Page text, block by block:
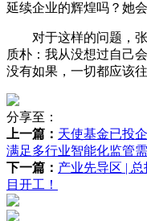
延续企业的辉煌吗？她
对于这样的问题，张
质朴：我从没想过自己
没有如果，一切都应该
分享至：
上一篇： 天使基金已投
满足多行业智能化监管
下一篇： 产业先导区 |
目开工！